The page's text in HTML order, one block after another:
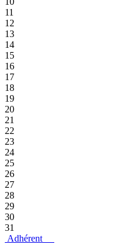
11
12
13
14
15
16
17
18
19
20
21
22
23
24
25
26
27
28
29
30
31
Adhérent